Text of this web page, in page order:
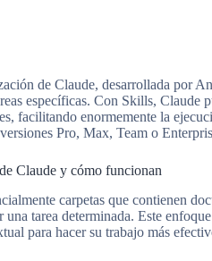
de Claude, desarrollada por
específicas. Con Skills, Claude
facilitando enormemente la
Pro, Max, Team o
Claude y cómo funcionan
carpetas que contienen
una tarea determinada. Este
para hacer su trabajo más